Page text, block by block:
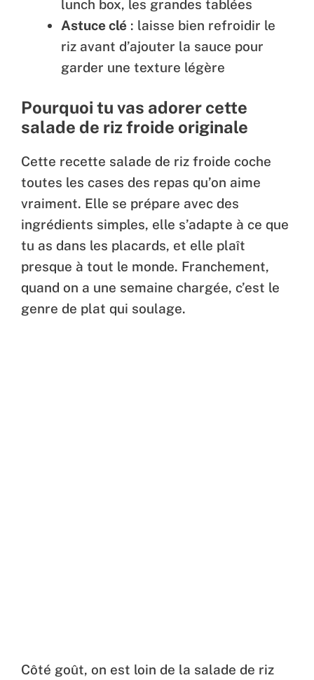
lunch box, les grandes tablées
Astuce clé : laisse bien refroidir le
riz avant d’ajouter la sauce pour
garder une texture légère
Pourquoi tu vas adorer cette
salade de riz froide originale
Cette recette salade de riz froide coche
toutes les cases des repas qu’on aime
vraiment. Elle se prépare avec des
ingrédients simples, elle s’adapte à ce que
tu as dans les placards, et elle plaît
presque à tout le monde. Franchement,
quand on a une semaine chargée, c’est le
genre de plat qui soulage.
Côté goût, on est loin de la salade de riz